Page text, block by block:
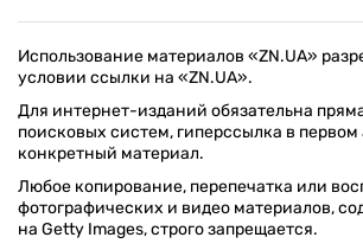
Использование материалов «ZN.UA»
условии ссылки на «ZN.UA».
Для интернет-изданий обязательна
поисковых систем, гиперссылка в первом
конкретный материал.
Любое копирование, перепечатка или
фотографических и видео материалов,
на Getty Images, строго запрещается.